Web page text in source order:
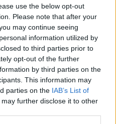
use the below opt-out
Please note that after your
may continue seeing
information utilized by
to third parties prior to
opt-out of the further
by third parties on the
This information may
parties on the IAB’s List of
may further disclose it to other